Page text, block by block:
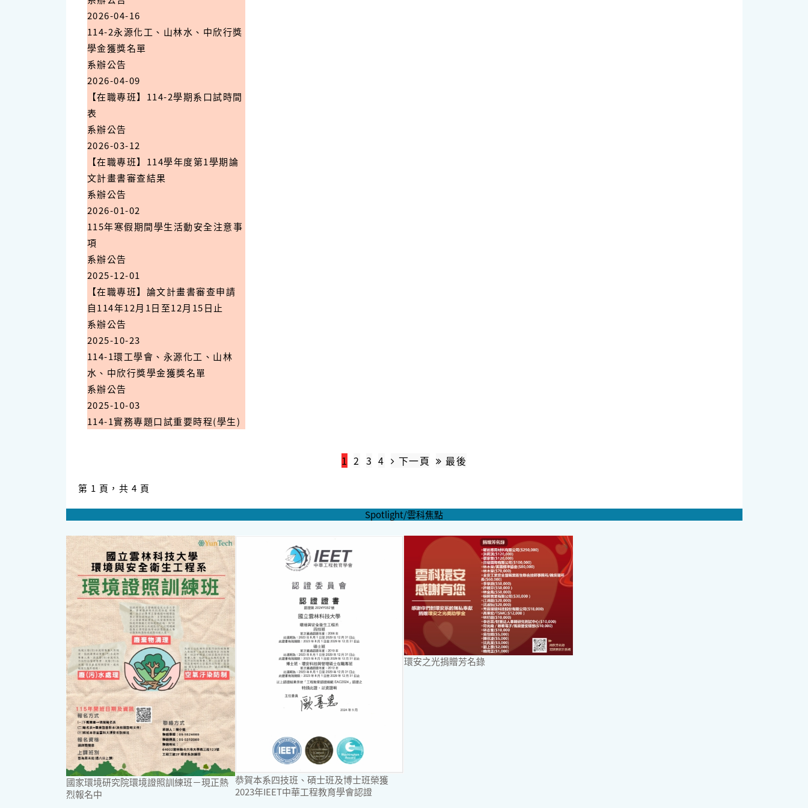
2026-04-16
114-2永源化工、山林水、中欣行獎
學金獲獎名單
系辦公告
2026-04-09
【在職專班】114-2學期系口試時間
表
系辦公告
2026-03-12
【在職專班】114學年度第1學期論
文計畫書審查結果
系辦公告
2026-01-02
115年寒假期間學生活動安全注意事
項
系辦公告
2025-12-01
【在職專班】論文計畫書審查申請
自114年12月1日至12月15日止
系辦公告
2025-10-23
114-1環工學會、永源化工、山林
水、中欣行獎學金獲獎名單
系辦公告
2025-10-03
114-1實務專題口試重要時程(學生)
1 2 3 4 下一頁 最後
第 1 頁，共 4 頁
Spotlight/雲科焦點
國家環境研究院環境證照訓練班－現正熱
烈報名中
恭賀本系四技班、碩士班及博士班榮獲
2023年IEET中華工程教育學會認證
環安之光捐贈芳名錄